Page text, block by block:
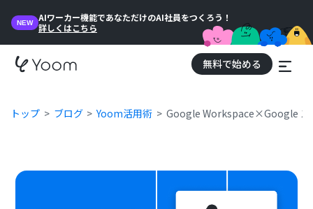
NEW
AIワーカー機能であなただけのAI社員をつくろう！
詳しくはこちら
無料で始める
トップ ブログ Yoom活用術 Google Workspace×Google ス